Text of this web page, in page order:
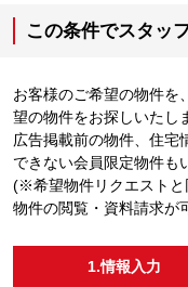
この条件でスタッ
お客様のご希望の物件を
望の物件をお探しいたし
広告掲載前の物件、住宅
できない会員限定物件も
(※希望物件リクエストと
物件の閲覧・資料請求が
1.情報入力